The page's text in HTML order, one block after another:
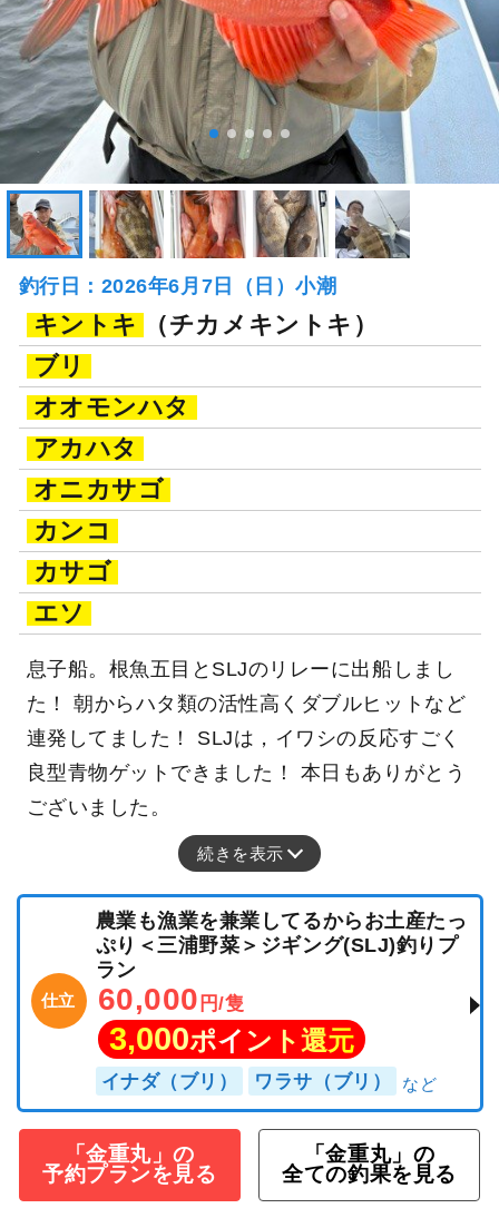
釣行日：2026年6月7日（日）小潮
キントキ
（チカメキントキ）
ブリ
オオモンハタ
アカハタ
オニカサゴ
カンコ
カサゴ
エソ
息子船。根魚五目とSLJのリレーに出船しまし
た！ 朝からハタ類の活性高くダブルヒットなど
連発してました！ SLJは，イワシの反応すごく
良型青物ゲットできました！ 本日もありがとう
ございました。
続きを表示
仕立
農業も漁業を兼業してるからお土産たっ
ぷり＜三浦野菜＞ジギング(SLJ)釣りプ
ラン
60,000 円/隻
3,000ポイント還元
イナダ（ブリ） ワラサ（ブリ）
「金重丸」の
予約プランを見る
「金重丸」の
全ての釣果を見る